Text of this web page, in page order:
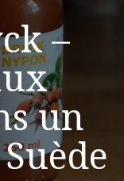
–
un